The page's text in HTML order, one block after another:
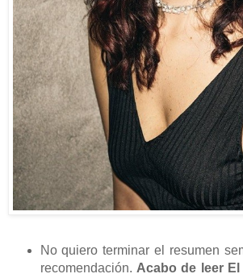
No quiero terminar el resumen
recomendación. Acabo de leer